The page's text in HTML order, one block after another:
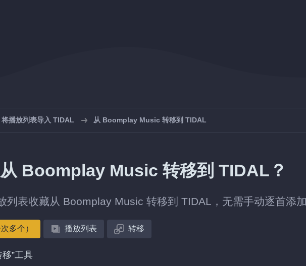
将播放列表导入 TIDAL 从 Boomplay Music 转移到 TIDAL
Boomplay Music 转移到 TIDAL？
列表收藏从 Boomplay Music 转移到 TIDAL，无需手动逐首添加
多个） 播放列表 转移
”工具